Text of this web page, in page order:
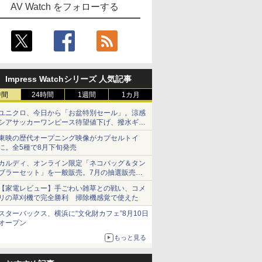
AV Watch をフォローする
Impress Watchシリーズ 人気記事
24時間 1週間 1カ月
ニクロ、今日から「お盆特別セール」。涼感
アサッカーワンピース待望値下げ、撥水ギア
ョーツは1990円に
映の歴代オープニング映像がカプセルトイ
。全5種で8月下旬発売
ルディ、オンライン限定「ネコバッグ＆タン
ラーセット」を一般販売。7月の抽選販売の
選無効分
家電レビュー】手ごわい雑草との戦い、コメ
の草刈機で完全勝利 掃除機感覚で使えた
ターバックス、横浜に“文化財カフェ”8月10日
ープン
もっと見る